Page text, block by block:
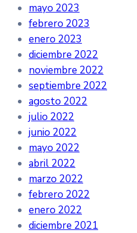
mayo 2023
febrero 2023
enero 2023
diciembre 2022
noviembre 2022
septiembre 2022
agosto 2022
julio 2022
junio 2022
mayo 2022
abril 2022
marzo 2022
febrero 2022
enero 2022
diciembre 2021